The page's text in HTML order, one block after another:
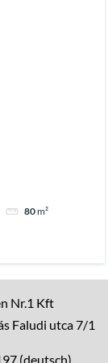
80m²
Nr.1 Kft
Faludi utca 7/1
(deutsch)